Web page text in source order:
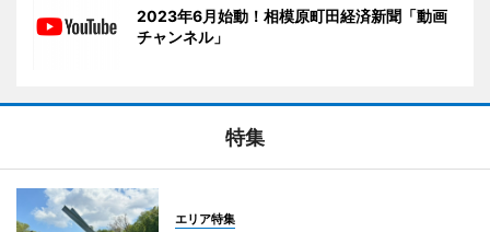
2023年6月始動！相模原町田経済新聞「動画
チャンネル」
特集
エリア特集